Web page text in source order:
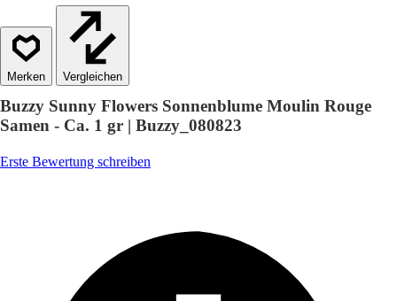
Vergleichen
Buzzy Sunny Flowers Sonnenblume Moulin Rouge
Samen - Ca. 1 gr | Buzzy_080823
Erste Bewertung schreiben